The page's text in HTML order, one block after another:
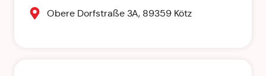
Obere Dorfstraße 3A, 89359 Kötz